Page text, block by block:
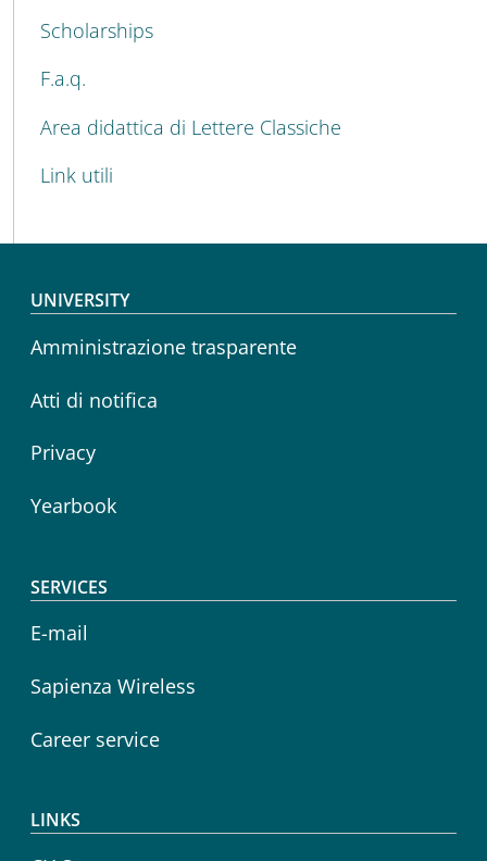
Scholarships
F.a.q.
Area didattica di Lettere Classiche
Link utili
Footer menu
UNIVERSITY
Amministrazione trasparente
Atti di notifica
Privacy
Yearbook
SERVICES
E-mail
Sapienza Wireless
Career service
LINKS